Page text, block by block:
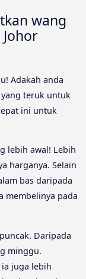
wang
Adakah anda
teruk untuk
ini untuk
lebih awal! Lebih
harganya. Selain
bas daripada
membelinya pada
Daripada
minggu.
juga lebih